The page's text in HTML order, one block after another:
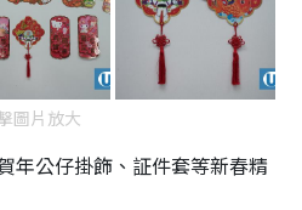
圖片放大
年公仔掛飾、証件套等新春精